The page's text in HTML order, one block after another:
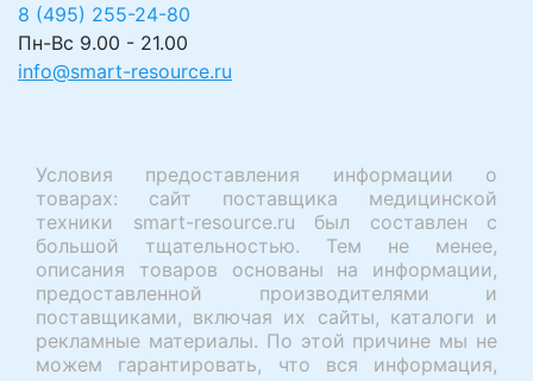
8 (495) 255-24-80
Пн-Вс 9.00 - 21.00
info@smart-resource.ru
Условия предоставления информации о
товарах: сайт поставщика медицинской
техники smart-resource.ru был составлен с
большой тщательностью. Тем не менее,
описания товаров основаны на информации,
предоставленной производителями и
поставщиками, включая их сайты, каталоги и
рекламные материалы. По этой причине мы не
можем гарантировать, что вся информация,